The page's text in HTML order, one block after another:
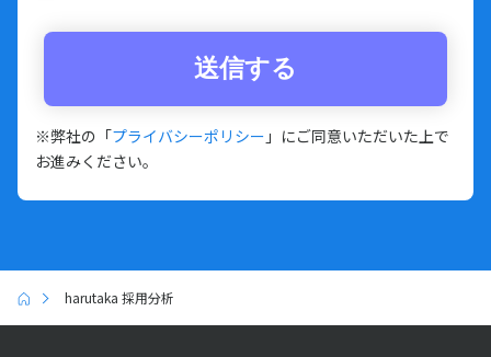
※弊社の「プライバシーポリシー 」にご同意いただいた上で
お進みください。
harutaka 採用分析